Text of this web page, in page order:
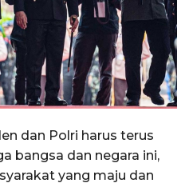
dan Polri harus terus
bangsa dan negara ini,
yang maju dan